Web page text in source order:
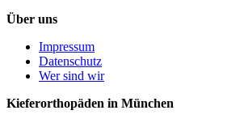
Über uns
Impressum
Datenschutz
Wer sind wir
Kieferorthopäden in München